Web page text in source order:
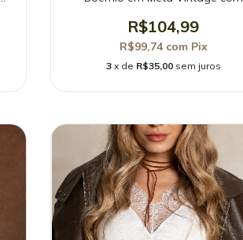
R$104,99
R$99,74 com Pix
3 x de R$35,00 sem juros